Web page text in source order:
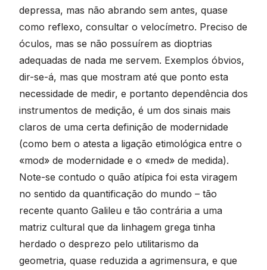
depressa, mas não abrando sem antes, quase
como reflexo, consultar o velocímetro. Preciso de
óculos, mas se não possuírem as dioptrias
adequadas de nada me servem. Exemplos óbvios,
dir-se-á, mas que mostram até que ponto esta
necessidade de medir, e portanto dependência dos
instrumentos de medição, é um dos sinais mais
claros de uma certa definição de modernidade
(como bem o atesta a ligação etimológica entre o
«mod» de modernidade e o «med» de medida).
Note-se contudo o quão atípica foi esta viragem
no sentido da quantificação do mundo – tão
recente quanto Galileu e tão contrária a uma
matriz cultural que da linhagem grega tinha
herdado o desprezo pelo utilitarismo da
geometria, quase reduzida a agrimensura, e que